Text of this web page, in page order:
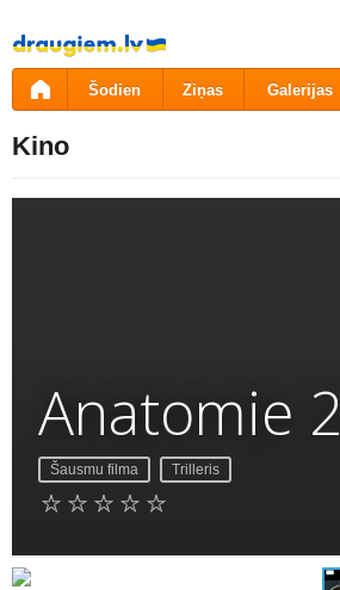
Pāriet
uz
saturu
Šodien Ziņas Galerijas
Kino
Anatomie 2
Šausmu filma Trilleris